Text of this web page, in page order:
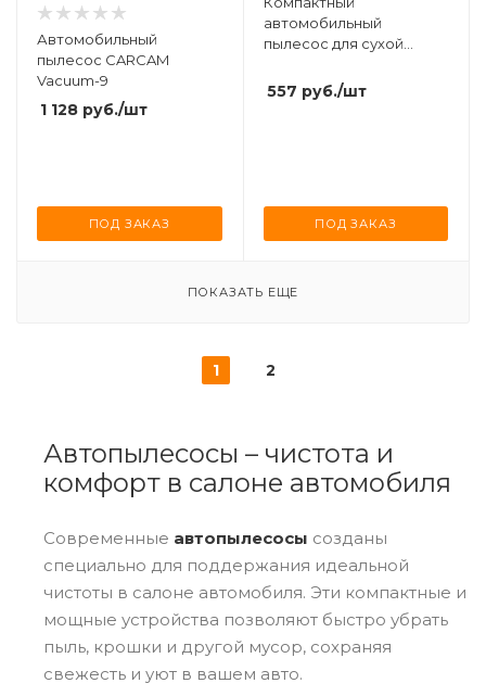
Автомобильный
пылесос CARCAM
Vacuum-9
1 128 руб./шт
ПОД ЗАКАЗ
автомобильный
пылесос для сухой
Vacuum-7
557 руб./шт
ПОД ЗАКАЗ
ПОКАЗАТЬ ЕЩЕ
1 2
Автопылесосы – чистота и
комфорт в салоне автомобиля
Современные автопылесосы созданы
специально для поддержания идеальной
чистоты в салоне автомобиля. Эти компактные и
мощные устройства позволяют быстро убрать
пыль, крошки и другой мусор, сохраняя
свежесть и уют в вашем авто.